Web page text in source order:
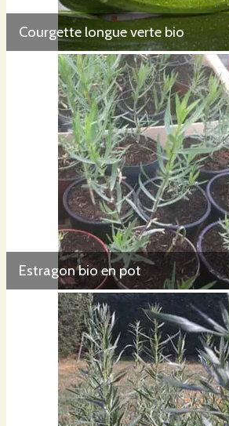
Courgette longue verte bio
Estragon bio en pot